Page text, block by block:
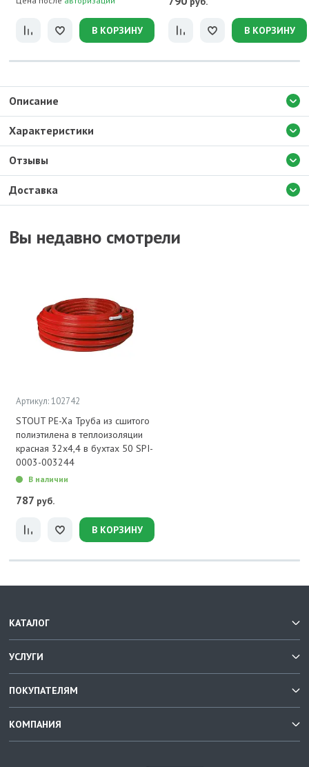
В КОРЗИНУ В КОРЗИНУ
Доставка
Описание
Характеристики
Отзывы
Вы недавно смотрели
Артикул: 102742
STOUT PE-Xa Труба из сшитого
полиэтилена в теплоизоляции
красная 32х4,4 в бухтах 50 SPI-
0003-003244
В наличии
787 руб.
В КОРЗИНУ
КАТАЛОГ
УСЛУГИ
ПОКУПАТЕЛЯМ
КОМПАНИЯ